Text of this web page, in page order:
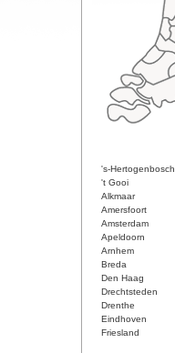
's-Hertogenbosch
't Gooi
Alkmaar
Amersfoort
Amsterdam
Apeldoorn
Arnhem
Breda
Den Haag
Drechtsteden
Drenthe
Eindhoven
Friesland